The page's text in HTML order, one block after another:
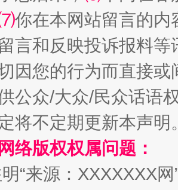
园优化重塑工作
你在本网站留言的内
言和反映投诉报料
因您的行为而直接
公众/大众/民众话语
将不定期更新本声明
络版权权属问题：
“来源：XXXXXXX